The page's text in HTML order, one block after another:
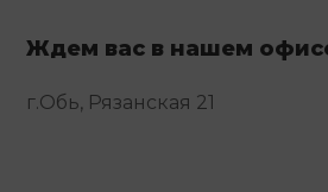
Ждем вас в нашем
г.Обь, Рязанская 21